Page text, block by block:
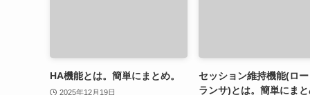
HA機能とは。簡単にまとめ。
2025年12月19日
セッション維持機能(ロ
ランサ)とは。簡単にま